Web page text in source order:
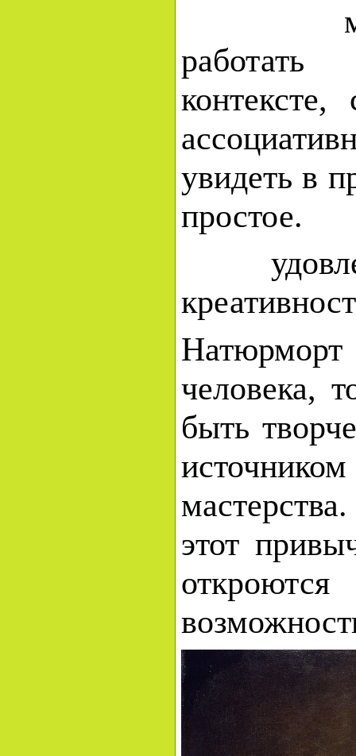
увидеть в
простое.
Натюрморт
человека,
быть
этот